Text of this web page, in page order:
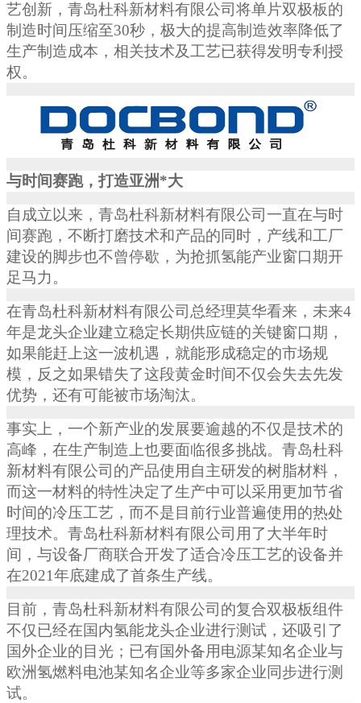
艺创新，青岛杜科新材料有限公司将单片双极板的
制造时间压缩至30秒，极大的提高制造效率降低了
生产制造成本，相关技术及工艺已获得发明专利授
权。
与时间赛跑，打造亚洲*大
自成立以来，青岛杜科新材料有限公司一直在与时
间赛跑，不断打磨技术和产品的同时，产线和工厂
建设的脚步也不曾停歇，为抢抓氢能产业窗口期开
足马力。
在青岛杜科新材料有限公司总经理莫华看来，未来4
年是龙头企业建立稳定长期供应链的关键窗口期，
如果能赶上这一波机遇，就能形成稳定的市场规
模，反之如果错失了这段黄金时间不仅会失去先发
优势，还有可能被市场淘汰。
事实上，一个新产业的发展要逾越的不仅是技术的
高峰，在生产制造上也要面临很多挑战。青岛杜科
新材料有限公司的产品使用自主研发的树脂材料，
而这一材料的特性决定了生产中可以采用更加节省
时间的冷压工艺，而不是目前行业普遍使用的热处
理技术。青岛杜科新材料有限公司用了大半年时
间，与设备厂商联合开发了适合冷压工艺的设备并
在2021年底建成了首条生产线。
目前，青岛杜科新材料有限公司的复合双极板组件
不仅已经在国内氢能龙头企业进行测试，还吸引了
国外企业的目光；已有国外备用电源某知名企业与
欧洲氢燃料电池某知名企业等多家企业同步进行测
试。